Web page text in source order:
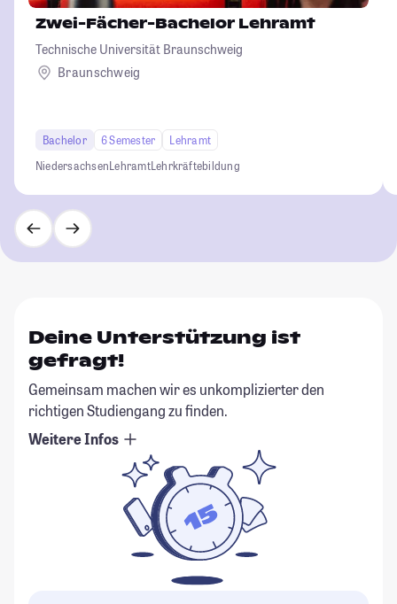
Zwei-Fächer-Bachelor Lehramt
Technische Universität Braunschweig
Braunschweig
Bachelor 6 Semester
Lehramt
NiedersachsenLehramtLehrkräftebildung
Deine Unterstützung ist
gefragt!
Gemeinsam machen wir es unkomplizierter den
richtigen Studiengang zu finden.
Weitere Infos